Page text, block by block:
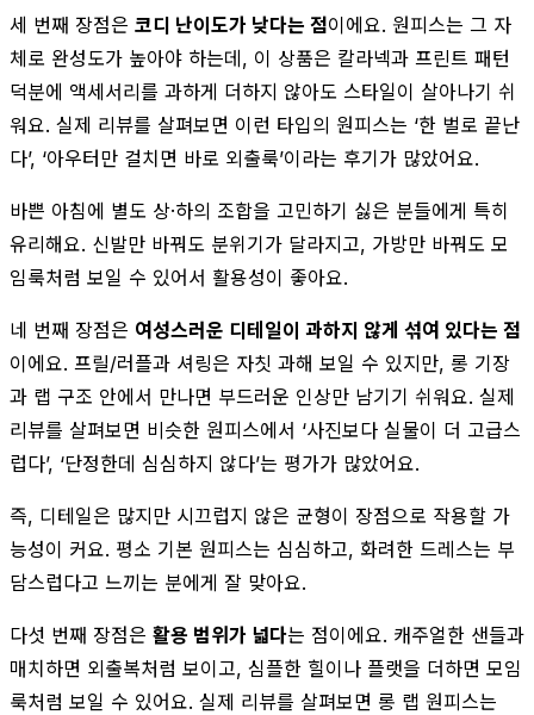
세 번째 장점은 코디 난이도가 낮다는 점이에요. 원피스는 그 자
체로 완성도가 높아야 하는데, 이 상품은 칼라넥과 프린트 패턴
덕분에 액세서리를 과하게 더하지 않아도 스타일이 살아나기 쉬
워요. 실제 리뷰를 살펴보면 이런 타입의 원피스는 ‘한 벌로 끝난
다’, ‘아우터만 걸치면 바로 외출룩’이라는 후기가 많았어요.
바쁜 아침에 별도 상·하의 조합을 고민하기 싫은 분들에게 특히
유리해요. 신발만 바꿔도 분위기가 달라지고, 가방만 바꿔도 모
임룩처럼 보일 수 있어서 활용성이 좋아요.
네 번째 장점은 여성스러운 디테일이 과하지 않게 섞여 있다는 점
이에요. 프릴/러플과 셔링은 자칫 과해 보일 수 있지만, 롱 기장
과 랩 구조 안에서 만나면 부드러운 인상만 남기기 쉬워요. 실제
리뷰를 살펴보면 비슷한 원피스에서 ‘사진보다 실물이 더 고급스
럽다’, ‘단정한데 심심하지 않다’는 평가가 많았어요.
즉, 디테일은 많지만 시끄럽지 않은 균형이 장점으로 작용할 가
능성이 커요. 평소 기본 원피스는 심심하고, 화려한 드레스는 부
담스럽다고 느끼는 분에게 잘 맞아요.
다섯 번째 장점은 활용 범위가 넓다는 점이에요. 캐주얼한 샌들과
매치하면 외출복처럼 보이고, 심플한 힐이나 플랫을 더하면 모임
룩처럼 보일 수 있어요. 실제 리뷰를 살펴보면 롱 랩 원피스는